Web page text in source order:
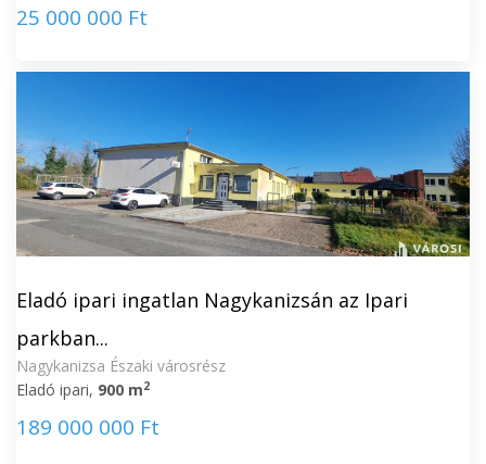
25 000 000 Ft
Eladó ipari ingatlan Nagykanizsán az Ipari
parkban...
Nagykanizsa Északi városrész
Eladó ipari, 900 m2
189 000 000 Ft